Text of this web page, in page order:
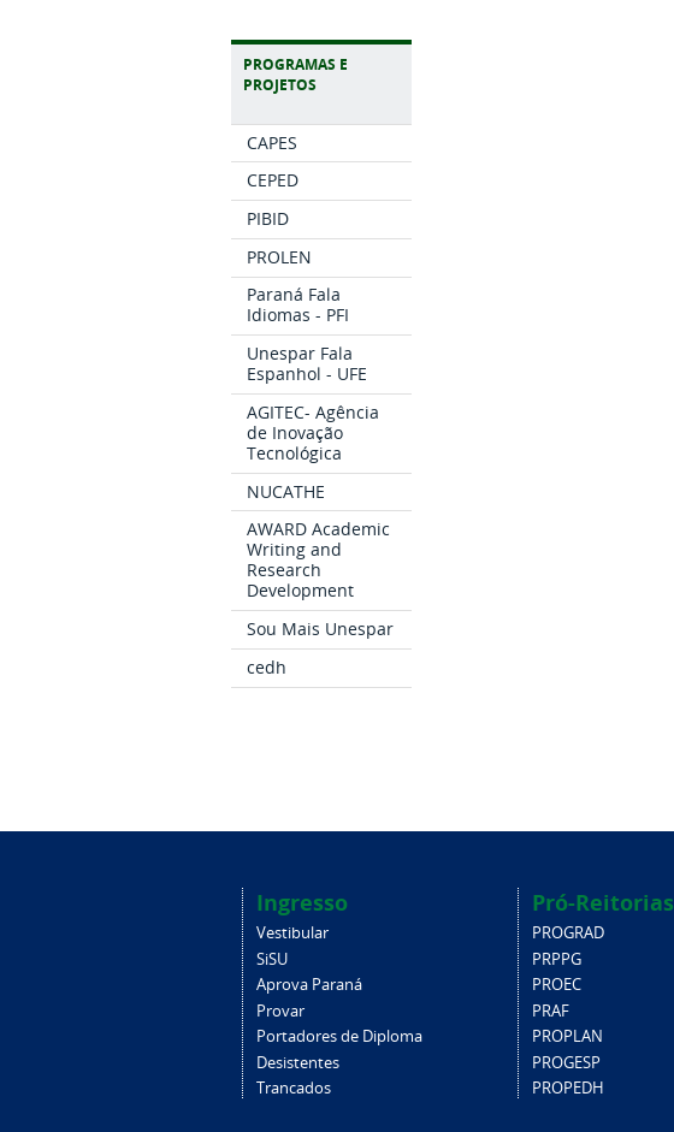
PROGRAMAS E
PROJETOS
CAPES
CEPED
PIBID
PROLEN
Paraná Fala
Idiomas - PFI
Unespar Fala
Espanhol - UFE
AGITEC- Agência
de Inovação
Tecnológica
NUCATHE
AWARD Academic
Writing and
Research
Development
Sou Mais Unespar
cedh
Ingresso
Vestibular
SiSU
Aprova Paraná
Provar
Portadores de Diploma
Desistentes
Trancados
Pró-Reitorias
PROGRAD
PRPPG
PROEC
PRAF
PROPLAN
PROGESP
PROPEDH